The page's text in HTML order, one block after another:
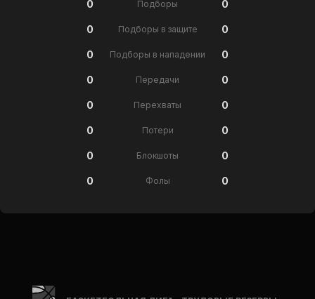
0 Подборы 0
0 Подборы в защите 0
0 Подборы в нападении 0
0 Передачи 0
0 Перехваты 0
0 Потери 0
0 Блокшоты 0
0 Фолы 0